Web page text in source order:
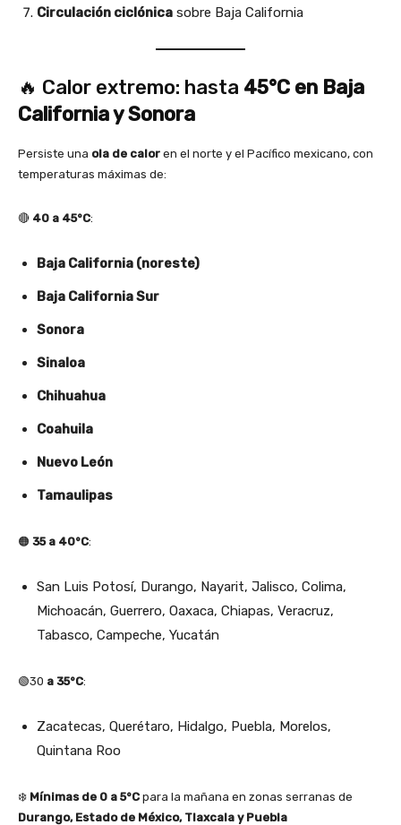
Circulación ciclónica sobre Baja California
🔥 Calor extremo: hasta 45°C en Baja
California y Sonora
Persiste una ola de calor en el norte y el Pacífico mexicano, con
temperaturas máximas de:
🔴 40 a 45°C:
Baja California (noreste)
Baja California Sur
Sonora
Sinaloa
Chihuahua
Coahuila
Nuevo León
Tamaulipas
🟠 35 a 40°C:
San Luis Potosí, Durango, Nayarit, Jalisco, Colima,
Michoacán, Guerrero, Oaxaca, Chiapas, Veracruz,
Tabasco, Campeche, Yucatán
🟢30 a 35°C:
Zacatecas, Querétaro, Hidalgo, Puebla, Morelos,
Quintana Roo
❄️ Mínimas de 0 a 5°C para la mañana en zonas serranas de
Durango, Estado de México, Tlaxcala y Puebla